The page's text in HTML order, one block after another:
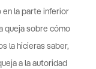
en la parte inferior
queja sobre cómo
la hicieras saber,
a la autoridad